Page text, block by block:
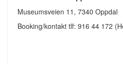
Museumsveien 11, 7340 Oppdal
Booking/kontakt tlf: 916 44 172